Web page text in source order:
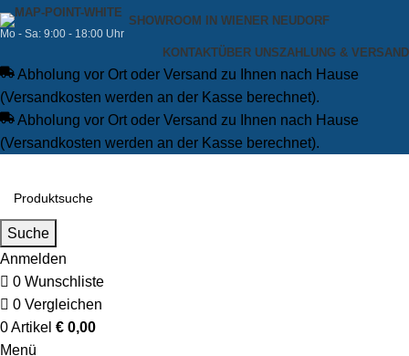
SHOWROOM IN WIENER NEUDORF
Mo - Sa: 9:00 - 18:00 Uhr
KONTAKTÜBER UNSZAHLUNG & VERSAND
Abholung vor Ort oder Versand zu Ihnen nach Hause
(Versandkosten werden an der Kasse berechnet).
Abholung vor Ort oder Versand zu Ihnen nach Hause
(Versandkosten werden an der Kasse berechnet).
Suche
Anmelden
0 Wunschliste
0 Vergleichen
0Artikel € 0,00
Menü